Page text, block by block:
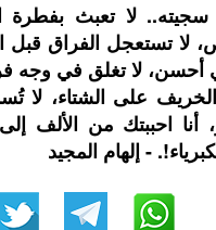
لا تعبث بفطرة
لا تستعجل الفراق قبل
أحسن، لا تغلق في
على الشتاء، لا
أنا احببتك من الألف إلى
- إلهام المجيد